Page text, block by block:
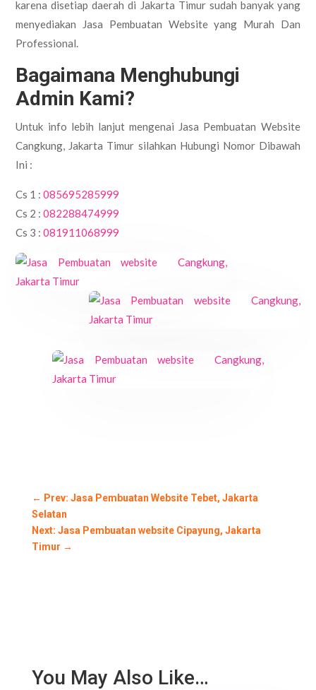
karena disetiap daerah di Jakarta Timur sudah banyak yang
menyediakan Jasa Pembuatan Website yang Murah Dan
Professional.
Bagaimana Menghubungi
Admin Kami?
Untuk info lebih lanjut mengenai Jasa Pembuatan Website
Cangkung, Jakarta Timur silahkan Hubungi Nomor Dibawah
Ini :
Cs 1 :085695285999
Cs 2 :082288474999
Cs 3 :081911068999
← Prev: Jasa Pembuatan Website Tebet, Jakarta
Selatan
Next: Jasa Pembuatan website Cipayung, Jakarta
Timur →
You May Also Like…